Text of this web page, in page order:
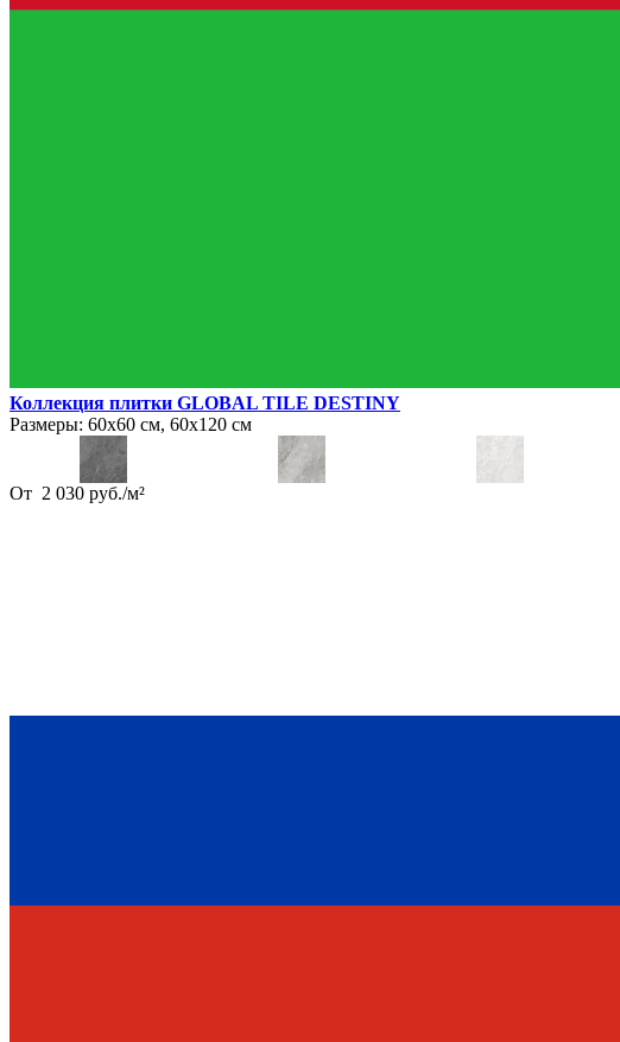
Коллекция плитки GLOBAL TILE DESTINY
Размеры: 60х60 см, 60х120 см
От 2 030 руб./м²